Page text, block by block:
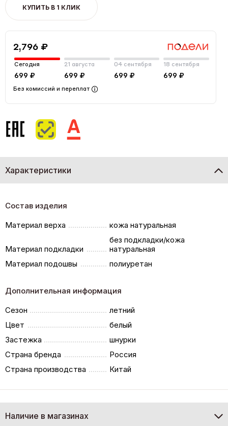
КУПИТЬ В 1 КЛИК
2,796 ₽
Сегодня
699 ₽
21 августа
699 ₽
04 сентября
699 ₽
18 сентября
699 ₽
Без комиссий и переплат
Характеристики
Состав изделия
Материал верха
кожа натуральная
Материал подкладки
без подкладки/кожа
натуральная
Материал подошвы
полиуретан
Дополнительная информация
Сезон
летний
Цвет
белый
Застежка
шнурки
Страна бренда
Россия
Страна производства
Китай
Наличие в магазинах